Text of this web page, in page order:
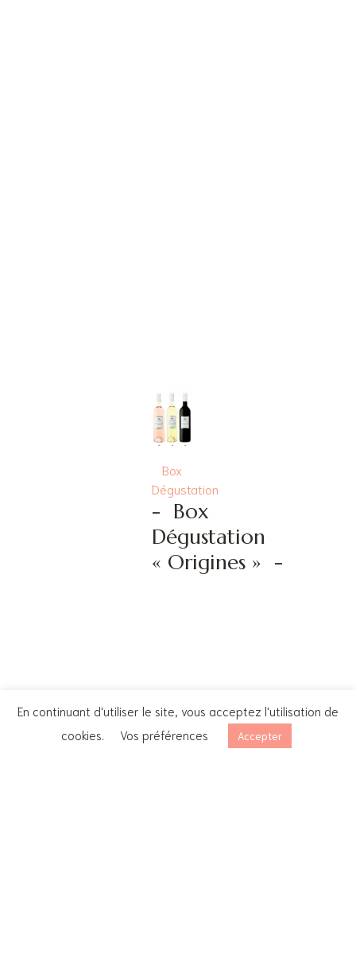
Box
Dégustation
- Box
Dégustation
« Origines » -
En continuant d'utiliser le site, vous acceptez l'utilisation de
cookies.
Vos préférences Accepter